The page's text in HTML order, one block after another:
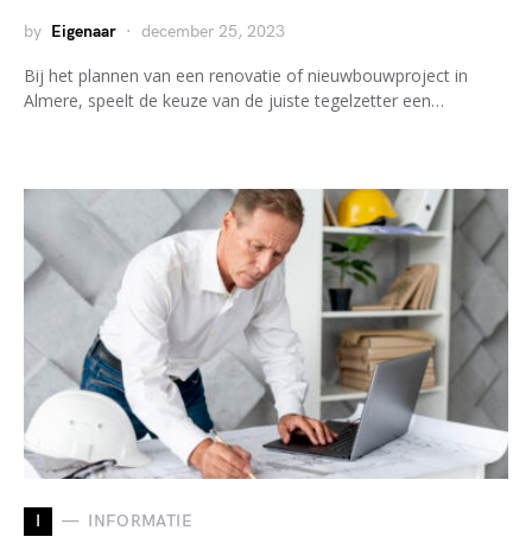
by Eigenaar december 25, 2023
Bij het plannen van een renovatie of nieuwbouwproject in
Almere, speelt de keuze van de juiste tegelzetter een…
I INFORMATIE